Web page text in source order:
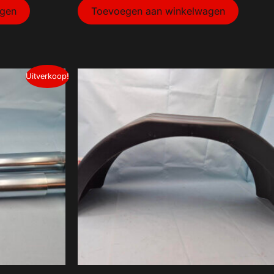
Toevoegen aan winkelwagen
Uitverkoop!